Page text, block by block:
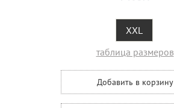
XXL
таблица размеров
Добавить в корзину